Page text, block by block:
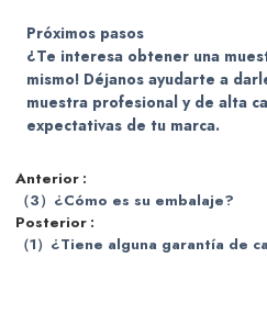
Próximos pasos
¿Te interesa obtener una
mismo! Déjanos ayudarte a
muestra profesional y de alta
expectativas de tu marca.
Anterior
（3）¿Cómo es su embalaje?
Posterior
（1）¿Tiene alguna garantía de